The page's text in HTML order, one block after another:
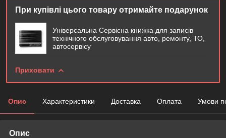
При купівлі цього товару отримайте подарунок
Універсальна Сервісна книжка для записів
технічного обслуговування авто, ремонту, ТО,
автосервісу
Приховати
Опис Характеристики Доставка Оплата Умови
Опис